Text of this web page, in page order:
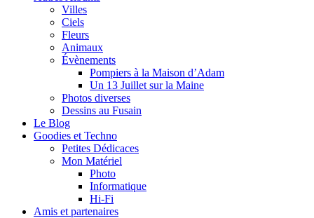
Villes
Ciels
Fleurs
Animaux
Évènements
Pompiers à la Maison d’Adam
Un 13 Juillet sur la Maine
Photos diverses
Dessins au Fusain
Le Blog
Goodies et Techno
Petites Dédicaces
Mon Matériel
Photo
Informatique
Hi-Fi
Amis et partenaires